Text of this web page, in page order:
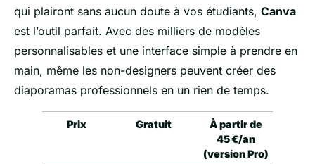
qui plairont sans aucun doute à vos étudiants, Canva
est l’outil parfait. Avec des milliers de modèles
personnalisables et une interface simple à prendre en
main, même les non-designers peuvent créer des
diaporamas professionnels en un rien de temps.
Prix Gratuit
À partir de
45 €/an
(version Pro)